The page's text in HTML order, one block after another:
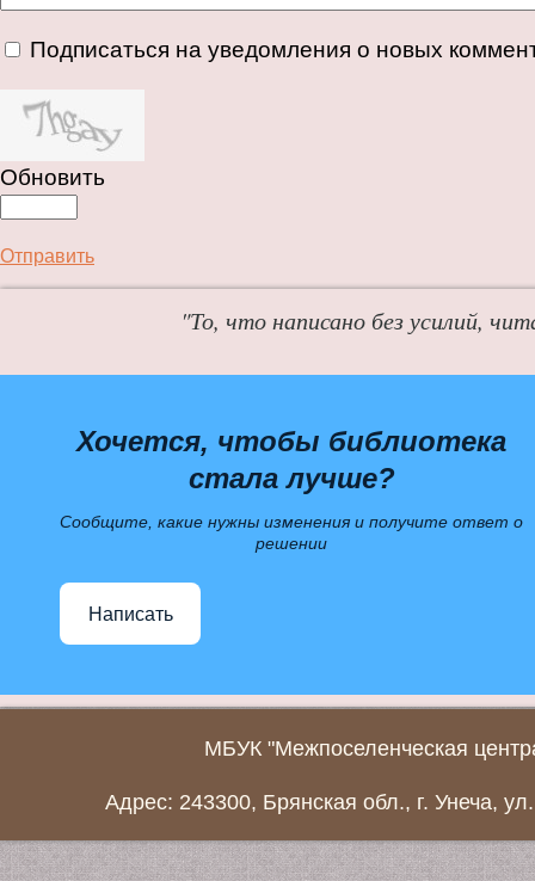
Подписаться на уведомления о новых
Обновить
Отправить
"То, что написано без усилий,
Хочется, чтобы библиотека
стала лучше?
Сообщите, какие нужны изменения и получите ответ о
решении
Написать
МБУК "Межпоселенческая
Адрес: 243300, Брянская обл., г. Унеча,